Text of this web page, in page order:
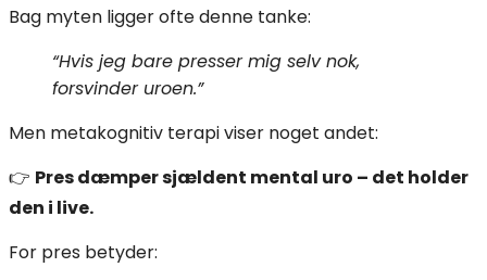
Bag myten ligger ofte denne tanke:
“Hvis jeg bare presser mig selv nok,
forsvinder uroen.”
Men metakognitiv terapi viser noget andet:
👉 Pres dæmper sjældent mental uro – det holder
den i live.
For pres betyder: